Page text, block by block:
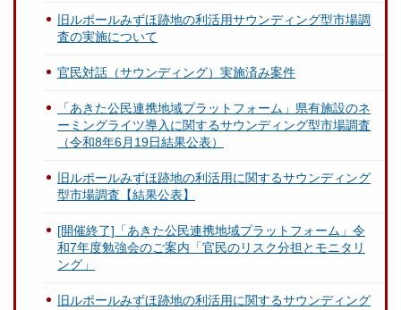
旧ルポールみずほ跡地の利活用サウンディング型市場調
査の実施について
官民対話（サウンディング）実施済み案件
「あきた公民連携地域プラットフォーム」県有施設のネ
ーミングライツ導入に関するサウンディング型市場調査
（令和8年6月19日結果公表）
旧ルポールみずほ跡地の利活用に関するサウンディング
型市場調査【結果公表】
[開催終了]「あきた公民連携地域プラットフォーム」令
和7年度勉強会のご案内「官民のリスク分担とモニタリ
ング」
旧ルポールみずほ跡地の利活用に関するサウンディング